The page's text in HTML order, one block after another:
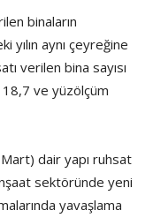
binaların
yılın aynı çeyreğine
verilen bina sayısı
ve yüzölçüm
Mart) dair yapı ruhsat
sektöründe yeni
yavaşlama